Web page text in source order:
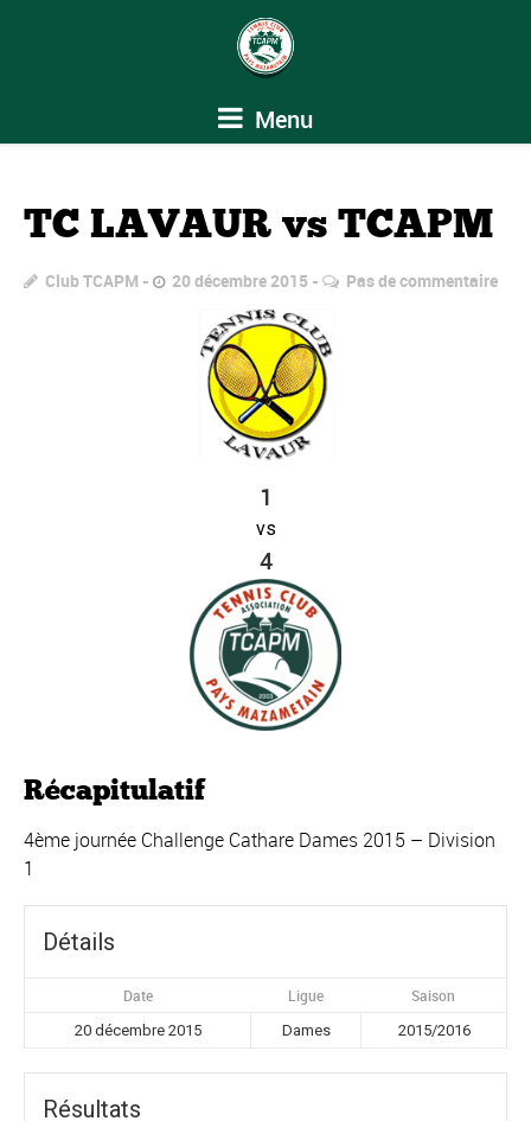
Menu
TC LAVAUR vs TCAPM
Club TCAPM 20 décembre 2015 Pas de commentaire
1
vs
4
Récapitulatif
4ème journée Challenge Cathare Dames 2015 – Division
1
Détails
Date Ligue Saison
20 décembre 2015 Dames 2015/2016
Résultats